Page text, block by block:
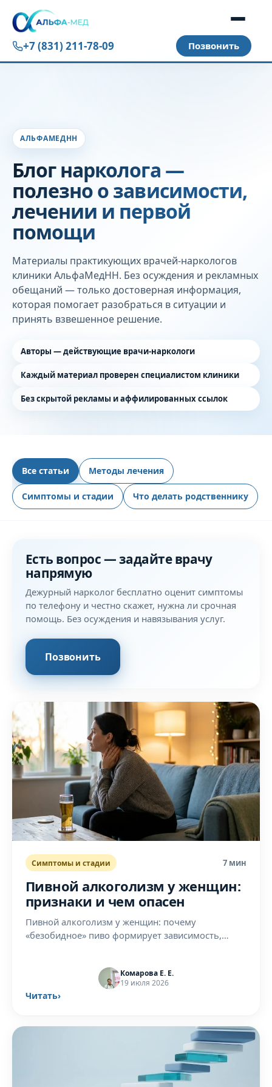
+7 (831) 211-78-09
АЛЬФАМЕДНН
Блог нарколога —
полезно о зависимости,
лечении и первой
помощи
Материалы практикующих врачей-наркологов
клиники АльфаМедНН. Без осуждения и рекламных
обещаний — только достоверная информация,
которая помогает разобраться в ситуации и
принять взвешенное решение.
Авторы — действующие врачи-наркологи
Каждый материал проверен специалистом клиники
Без скрытой рекламы и аффилированных ссылок
Все статьи Методы лечения
Симптомы и стадии Что делать родственнику
Статьи медицинского блога
Есть вопрос — задайте врачу
напрямую
Дежурный нарколог бесплатно оценит симптомы
по телефону и честно скажет, нужна ли срочная
помощь. Без осуждения и навязывания услуг.
Позвонить
Симптомы и стадии 7 мин
Пивной алкоголизм у женщин:
признаки и чем опасен
Пивной алкоголизм у женщин: почему
«безобидное» пиво формирует зависимость,
Комарова Е. Е.
19 июля 2026
Читать›